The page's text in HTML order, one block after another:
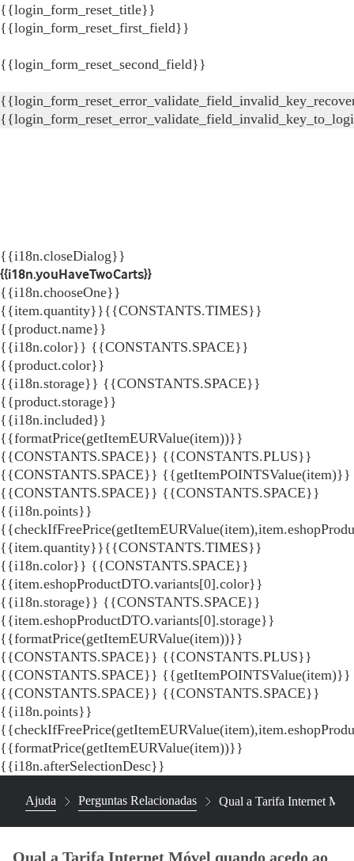
{{login_form_reset_title}}
{{login_form_reset_first_field}}
{{login_form_reset_second_field}}
{{i18n.closeDialog}}
{{i18n.youHaveTwoCarts}}
{{i18n.chooseOne}}
{{item.quantity}}{{CONSTANTS.TIMES}}
{{product.name}}
{{i18n.color}} {{CONSTANTS.SPACE}}
{{product.color}}
{{i18n.storage}} {{CONSTANTS.SPACE}}
{{product.storage}}
{{i18n.included}}
{{formatPrice(getItemEURValue(item))}}
{{CONSTANTS.SPACE}} {{CONSTANTS.PLUS}}
{{CONSTANTS.SPACE}} {{getItemPOINTSValue(item)}}
{{CONSTANTS.SPACE}} {{CONSTANTS.SPACE}}
{{i18n.points}}
{{item.quantity}}{{CONSTANTS.TIMES}}
{{i18n.color}} {{CONSTANTS.SPACE}}
{{item.eshopProductDTO.variants[0].color}}
{{i18n.storage}} {{CONSTANTS.SPACE}}
{{item.eshopProductDTO.variants[0].storage}}
{{formatPrice(getItemEURValue(item))}}
{{CONSTANTS.SPACE}} {{CONSTANTS.PLUS}}
{{CONSTANTS.SPACE}} {{getItemPOINTSValue(item)}}
{{CONSTANTS.SPACE}} {{CONSTANTS.SPACE}}
{{i18n.points}}
{{formatPrice(getItemEURValue(item))}}
{{i18n.afterSelectionDesc}}
Ajuda Perguntas Relacionadas Qual a Tarifa Internet
Qual a Tarifa Internet Móvel quando acedo ao